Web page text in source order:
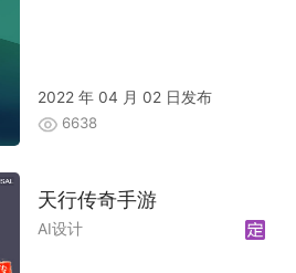
2022 年 04 月 02 日发布
6638
天行传奇手游
AI设计